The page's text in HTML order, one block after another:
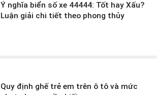
Ý nghĩa biển số xe 44444: Tốt hay Xấu?
Luận giải chi tiết theo phong thủy
Quy định ghế trẻ em trên ô tô và mức